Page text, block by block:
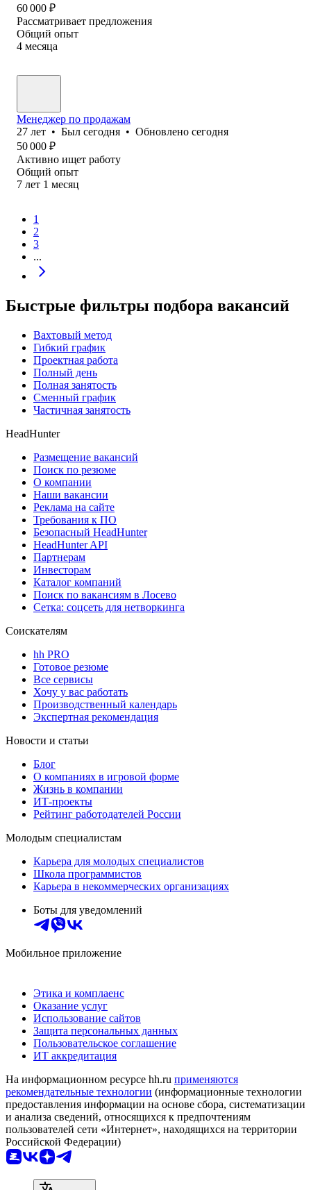
60 000 ₽
Рассматривает предложения
Общий опыт
4 месяца
Менеджер по продажам
27 лет • Был сегодня • Обновлено сегодня
50 000 ₽
Активно ищет работу
Общий опыт
7 лет 1 месяц
1
2
3
...
Быстрые фильтры подбора вакансий
Вахтовый метод
Гибкий график
Проектная работа
Полный день
Полная занятость
Сменный график
Частичная занятость
HeadHunter
Размещение вакансий
Поиск по резюме
О компании
Наши вакансии
Реклама на сайте
Требования к ПО
Безопасный HeadHunter
HeadHunter API
Партнерам
Инвесторам
Каталог компаний
Поиск по вакансиям в Лосево
Сетка: соцсеть для нетворкинга
Соискателям
hh PRO
Готовое резюме
Все сервисы
Хочу у вас работать
Производственный календарь
Экспертная рекомендация
Новости и статьи
Блог
О компаниях в игровой форме
Жизнь в компании
ИТ-проекты
Рейтинг работодателей России
Молодым специалистам
Карьера для молодых специалистов
Школа программистов
Карьера в некоммерческих организациях
Боты для уведомлений
Мобильное приложение
Этика и комплаенс
Оказание услуг
Использование сайтов
Защита персональных данных
Пользовательское соглашение
ИТ аккредитация
На информационном ресурсе hh.ru применяются
рекомендательные технологии (информационные технологии
предоставления информации на основе сбора, систематизации
и анализа сведений, относящихся к предпочтениям
пользователей сети «Интернет», находящихся на территории
Российской Федерации)